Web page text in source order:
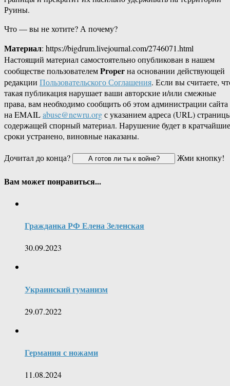
Руины.
Что — вы не хотите? А почему?
Материал: https://bigdrum.livejournal.com/2746071.html
Настоящий материал самостоятельно опубликован в нашем
сообществе пользователемProperна основании действующей
редакции Пользовательского Соглашения. Если вы считаете,
такая публикация нарушает ваши авторские и/или смежные
права, вам необходимо сообщить об этом администрации сайта
на EMAILabuse@newru.orgс указанием адреса (URL)
содержащей спорный материал. Нарушение будет в кратчайшие
сроки устранено, виновные наказаны.
Дочитал до конца?
Жми кнопку!
Вам может понравиться...
Гражданка РФ Елена Зеленская
30.09.2023
Украинский гуманизм
29.07.2022
Германия с ножами
11.08.2024